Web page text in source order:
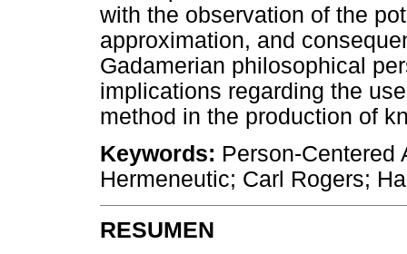
with the observation of the
approximation, and
Gadamerian philosophical
implications regarding the
method in the production of
Keywords: Person-Centered
Hermeneutic; Carl Rogers;
RESUMEN